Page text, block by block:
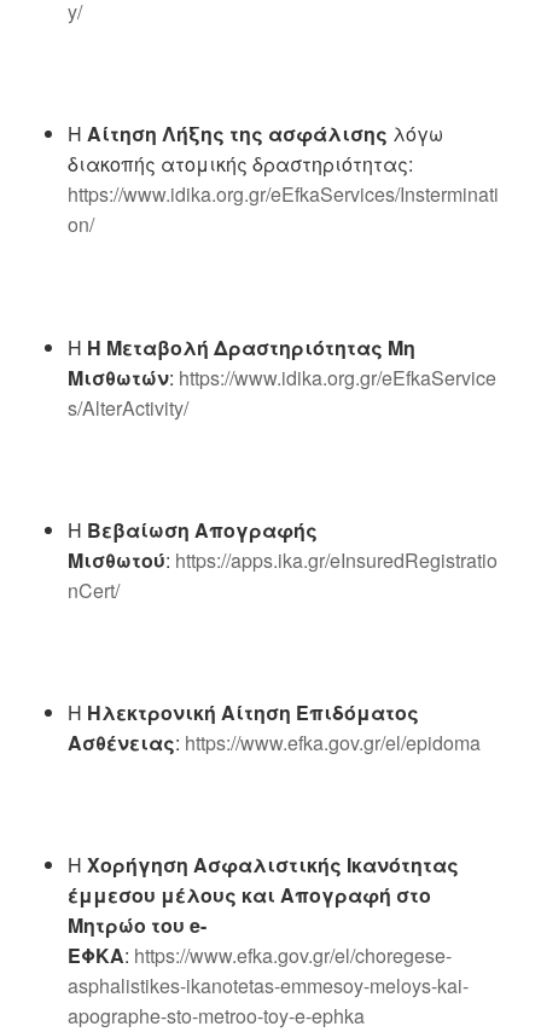
y/
Η Αίτηση Λήξης της ασφάλισης λόγω
διακοπής ατομικής δραστηριότητας:
https://www.idika.org.gr/eEfkaServices/Insterminati
on/
Η Η Μεταβολή Δραστηριότητας Μη
Μισθωτών: https://www.idika.org.gr/eEfkaService
s/AlterActivity/
Η Βεβαίωση Απογραφής
Μισθωτού: https://apps.ika.gr/eInsuredRegistratio
nCert/
Η Ηλεκτρονική Αίτηση Επιδόματος
Ασθένειας: https://www.efka.gov.gr/el/epidoma
Η Χορήγηση Ασφαλιστικής Ικανότητας
έμμεσου μέλους και Απογραφή στο
Μητρώο του e-
ΕΦΚΑ: https://www.efka.gov.gr/el/choregese-
asphalistikes-ikanotetas-emmesoy-meloys-kai-
apographe-sto-metroo-toy-e-ephka